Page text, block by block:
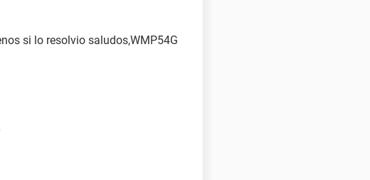
si lo resolvio saludos,WMP54G